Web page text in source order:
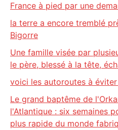
France à pied par une
la terre a encore tremblé
Bigorre
Une famille visée par
le père, blessé à la tête,
voici les autoroutes à
Le grand baptême de
l'Atlantique : six semaines
plus rapide du monde